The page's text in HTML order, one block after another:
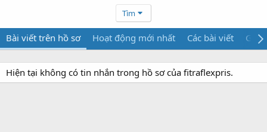
Tìm
Bài viết trên hồ sơ Hoạt động mới nhất Các bài viết Giới
Hiện tại không có tin nhắn trong hồ sơ của fitraflexpris.